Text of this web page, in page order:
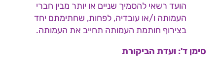
הועד רשאי להסמיך שניים או יותר מבין חברי
העמותה ו/או עובדיה, לפחות, שחתימתם יחד
בצירוף חותמת העמותה תחייב את העמותה.
סימן ד': ועדת הביקורת